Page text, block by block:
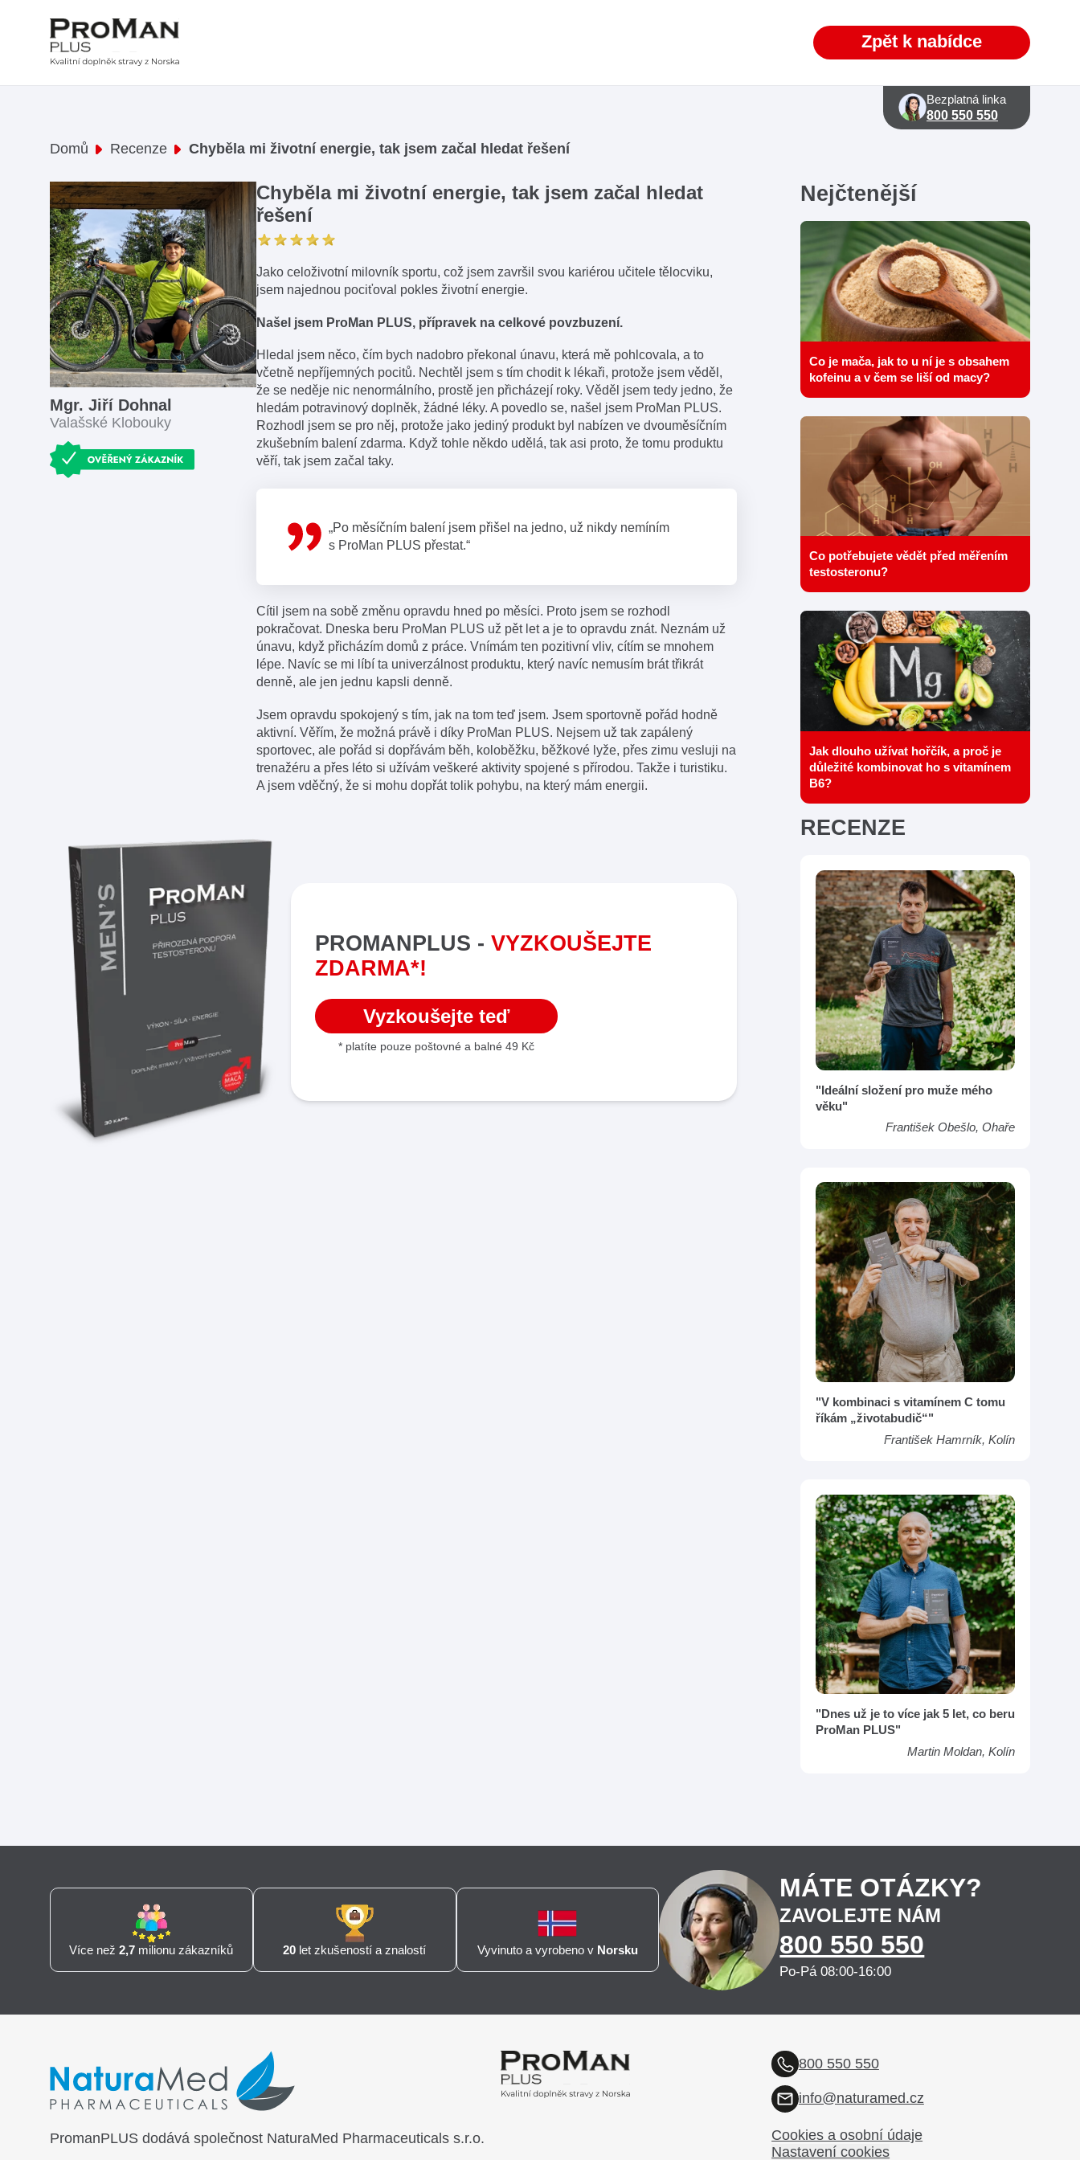
Zpět k nabídce
Bezplatná linka
800 550 550
Domů Recenze Chyběla mi životní energie, tak jsem začal hledat řešení
Mgr. Jiří Dohnal
Valašské Klobouky
Chyběla mi životní energie, tak jsem začal hledat
řešení
Jako celoživotní milovník sportu, což jsem završil svou kariérou učitele tělocviku,
jsem najednou pociťoval pokles životní energie.
Našel jsem ProMan PLUS, přípravek na celkové povzbuzení.
Hledal jsem něco, čím bych nadobro překonal únavu, která mě pohlcovala, a to
včetně nepříjemných pocitů. Nechtěl jsem s tím chodit k lékaři, protože jsem věděl,
že se neděje nic nenormálního, prostě jen přicházejí roky. Věděl jsem tedy jedno, že
hledám potravinový doplněk, žádné léky. A povedlo se, našel jsem ProMan PLUS.
Rozhodl jsem se pro něj, protože jako jediný produkt byl nabízen ve dvouměsíčním
zkušebním balení zdarma. Když tohle někdo udělá, tak asi proto, že tomu produktu
věří, tak jsem začal taky.
„Po měsíčním balení jsem přišel na jedno, už nikdy nemíním
s ProMan PLUS přestat.“
Cítil jsem na sobě změnu opravdu hned po měsíci. Proto jsem se rozhodl
pokračovat. Dneska beru ProMan PLUS už pět let a je to opravdu znát. Neznám už
únavu, když přicházím domů z práce. Vnímám ten pozitivní vliv, cítím se mnohem
lépe. Navíc se mi líbí ta univerzálnost produktu, který navíc nemusím brát třikrát
denně, ale jen jednu kapsli denně.
Jsem opravdu spokojený s tím, jak na tom teď jsem. Jsem sportovně pořád hodně
aktivní. Věřím, že možná právě i díky ProMan PLUS. Nejsem už tak zapálený
sportovec, ale pořád si dopřávám běh, koloběžku, běžkové lyže, přes zimu vesluji na
trenažéru a přes léto si užívám veškeré aktivity spojené s přírodou. Takže i turistiku.
A jsem vděčný, že si mohu dopřát tolik pohybu, na který mám energii.
PROMANPLUS - VYZKOUŠEJTE
ZDARMA*!
Vyzkoušejte teď
* platíte pouze poštovné a balné 49 Kč
Nejčtenější
Co je mača, jak to u ní je s obsahem
kofeinu a v čem se liší od macy?
Co potřebujete vědět před měřením
testosteronu?
Jak dlouho užívat hořčík, a proč je
důležité kombinovat ho s vitamínem
B6?
RECENZE
"Ideální složení pro muže mého
věku"
František Obešlo, Ohaře
"V kombinaci s vitamínem C tomu
říkám „životabudič“"
František Hamrník, Kolín
"Dnes už je to více jak 5 let, co beru
ProMan PLUS"
Martin Moldan, Kolín
Více než2,7 milionu zákazníků 20 let zkušeností a znalostí Vyvinuto a vyrobeno v Norsku
MÁTE OTÁZKY?
ZAVOLEJTE NÁM
800 550 550
Po-Pá 08:00-16:00
PromanPLUS dodává společnost NaturaMed Pharmaceuticals s.r.o.
800 550 550
info@naturamed.cz
Cookies a osobní údaje
Nastavení cookies